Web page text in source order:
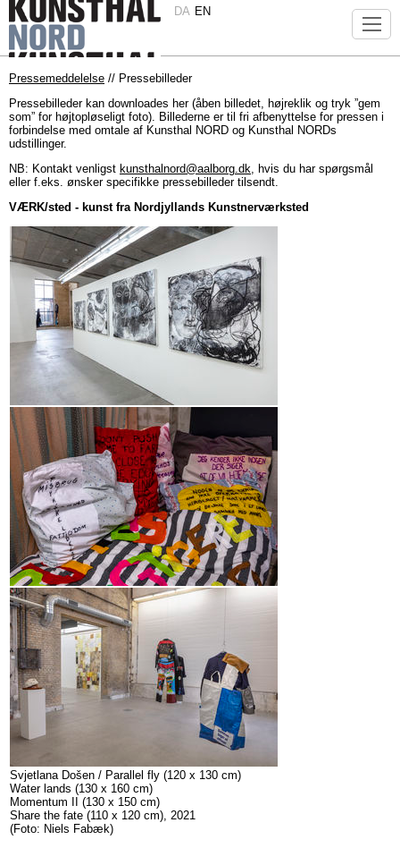
DA EN
Pressemeddelelse // Pressebilleder
Pressebilleder kan downloades her (åben billedet, højreklik og tryk ”gem
som” for højtopløseligt foto). Billederne er til fri afbenyttelse for pressen i
forbindelse med omtale af Kunsthal NORD og Kunsthal NORDs
udstillinger.
NB: Kontakt venligst kunsthalnord@aalborg.dk, hvis du har spørgsmål
eller f.eks. ønsker specifikke pressebilleder tilsendt.
VÆRK/sted - kunst fra Nordjyllands Kunstnerværksted
Svjetlana Došen / Parallel fly (120 x 130 cm)
Water lands (130 x 160 cm)
Momentum II (130 x 150 cm)
Share the fate (110 x 120 cm), 2021
(Foto: Niels Fabæk)